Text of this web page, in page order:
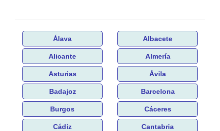
Álava Albacete
Alicante Almería
Asturias Ávila
Badajoz Barcelona
Burgos Cáceres
Cádiz Cantabria